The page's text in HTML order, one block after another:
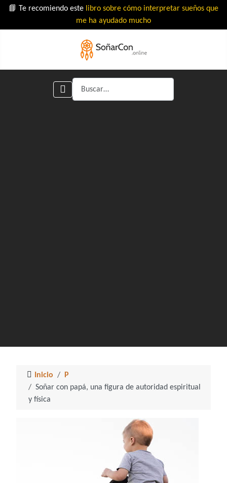
📘 Te recomiendo este libro sobre cómo interpretar sueños que
me ha ayudado mucho
Buscar
Inicio
P
Soñar con papá, una figura de autoridad espiritual
y física